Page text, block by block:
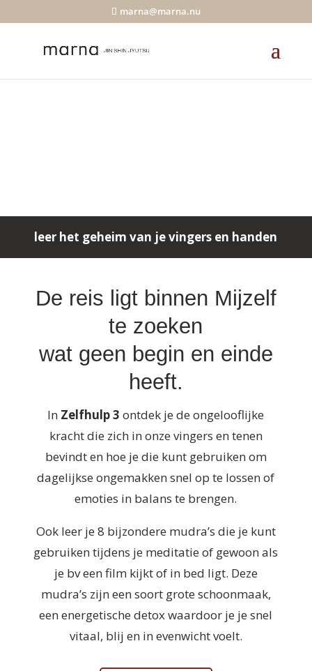
marna@marna.nu
leer het geheim van je vingers en handen
De reis ligt binnen Mijzelf
te zoeken
wat geen begin en einde
heeft.
In Zelfhulp 3 ontdek je de ongelooflijke
kracht die zich in onze vingers en tenen
bevindt en hoe je die kunt gebruiken om
dagelijkse ongemakken snel op te lossen of
emoties in balans te brengen.
Ook leer je 8 bijzondere mudra’s die je kunt
gebruiken tijdens je meditatie of gewoon als
je bv een film kijkt of in bed ligt. Deze
mudra’s zijn een soort grote schoonmaak,
een energetische detox waardoor je je snel
vitaal, blij en in evenwicht voelt.